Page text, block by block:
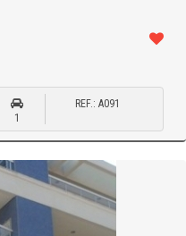
1
REF.: A091